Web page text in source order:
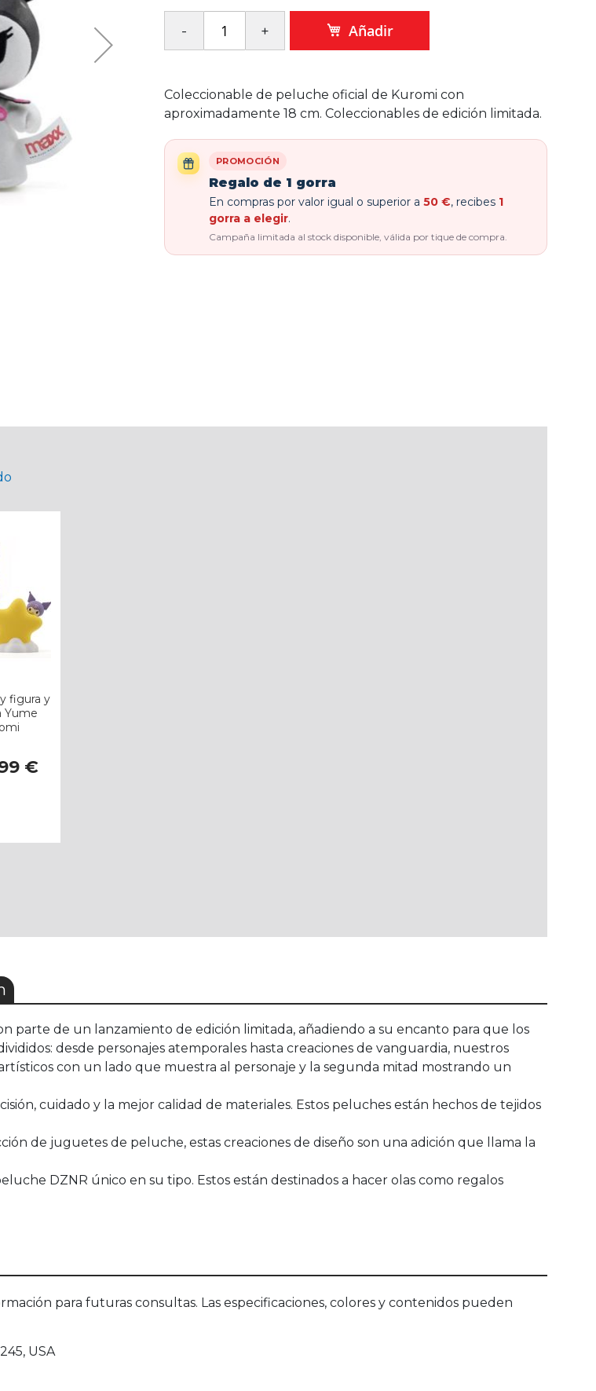
Añadir
Coleccionable de peluche oficial de Kuromi con
aproximadamente 18 cm. Coleccionables de edición limitada.
PROMOCIÓN
Regalo de 1 gorra
En compras por valor igual o superior a 50 €, recibes 1
gorra a elegir.
Campaña limitada al stock disponible, válida por tique de compra.
figura y
Yume
€
parte de un lanzamiento de edición limitada, añadiendo a su encanto para que los
desde personajes atemporales hasta creaciones de vanguardia, nuestros
con un lado que muestra al personaje y la segunda mitad mostrando un
cuidado y la mejor calidad de materiales. Estos peluches están hechos de tejidos
de juguetes de peluche, estas creaciones de diseño son una adición que llama la
DZNR único en su tipo. Estos están destinados a hacer olas como regalos
para futuras consultas. Las especificaciones, colores y contenidos pueden
USA